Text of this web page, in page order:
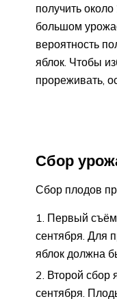
получить
большом
вероятность
яблок. Чтобы
прореживать,
Сбор
Сбор плодов
Первый съём
сентября. Для
яблок должна
Второй сбор
сентября.